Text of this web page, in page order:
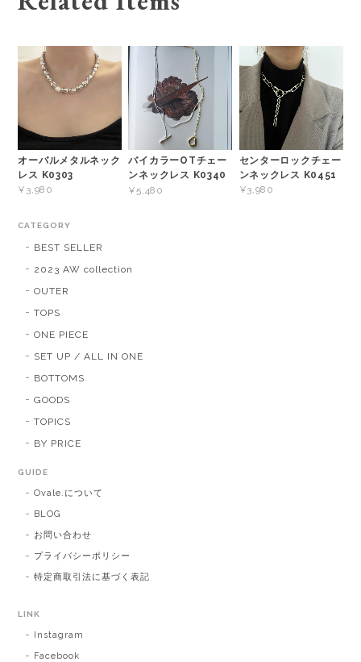
オーバルメタルネック
レス K0303
¥3,980
バイカラーOTチェー
ンネックレス K0340
¥5,480
センターロックチェー
ンネックレス K0451
¥3,980
CATEGORY
BEST SELLER
2023 AW collection
OUTER
TOPS
ONE PIECE
SET UP / ALL IN ONE
BOTTOMS
GOODS
TOPICS
BY PRICE
GUIDE
Ovale.について
BLOG
お問い合わせ
プライバシーポリシー
特定商取引法に基づく表記
LINK
Instagram
Facebook